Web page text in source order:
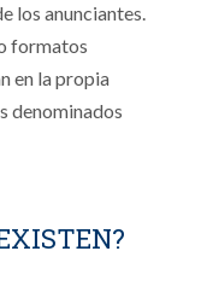
los anunciantes.
formatos
en la propia
denominados